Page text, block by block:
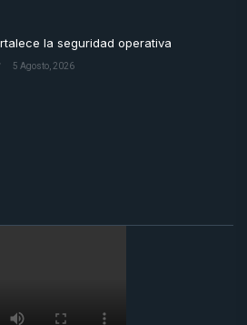
la seguridad operativa
5 Agosto, 2026